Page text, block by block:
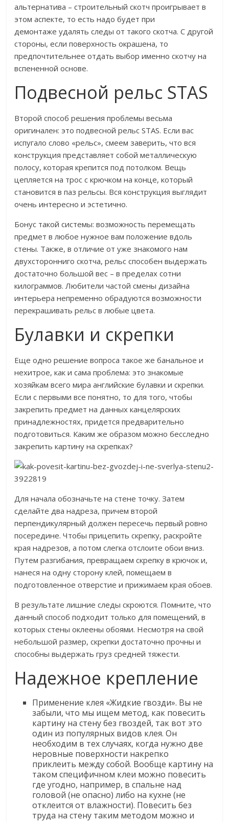
альтернатива – строительный скотч проигрывает в
этом аспекте, то есть надо будет при
демонтаже удалять следы от такого скотча. С другой
стороны, если поверхность окрашена, то
предпочтительнее отдать выбор именно скотчу на
вспененной основе.
Подвесной рельс STAS
Второй способ решения проблемы весьма
оригинален: это подвесной рельс STAS. Если вас
испугало слово «рельс», смеем заверить, что вся
конструкция представляет собой металлическую
полосу, которая крепится под потолком. Вещь
цепляется на трос с крючком на конце, который
становится в паз рельсы. Вся конструкция выглядит
очень интересно и эстетично.
Бонус такой системы: возможность перемещать
предмет в любое нужное вам положение вдоль
стены. Также, в отличие от уже знакомого нам
двухсторонниго скотча, рельс способен выдержать
достаточно большой вес – в пределах сотни
килограммов. Любители частой смены дизайна
интерьера непременно обрадуются возможности
перекрашивать рельс в любые цвета.
Булавки и скрепки
Еще одно решение вопроса такое же банальное и
нехитрое, как и сама проблема: это знакомые
хозяйкам всего мира английские булавки и скрепки.
Если с первыми все понятно, то для того, чтобы
закрепить предмет на данных канцелярских
принадлежностях, придется предварительно
подготовиться. Каким же образом можно бесследно
закрепить картину на скрепках?
Для начала обозначьте на стене точку. Затем
сделайте два надреза, причем второй
перпендикулярный должен пересечь первый ровно
посередине. Чтобы прицепить скрепку, раскройте
края надрезов, а потом слегка отслоите обои вниз.
Путем разгибания, превращаем скрепку в крючок и,
нанеся на одну сторону клей, помещаем в
подготовленное отверстие и прижимаем края обоев.
В результате лишние следы скроются. Помните, что
данный способ подходит только для помещений, в
которых стены оклеены обоями. Несмотря на свой
небольшой размер, скрепки достаточно прочны и
способны выдержать груз средней тяжести.
Надежное крепление
Применение клея «Жидкие гвозди». Вы не
забыли, что мы ищем метод, как повесить
картину на стену без гвоздей, так вот это
один из популярных видов клея. Он
необходим в тех случаях, когда нужно две
неровные поверхности накрепко
приклеить между собой. Вообще картину на
таком специфичном клеи можно повесить
где угодно, например, в спальне над
головой (не опасно) либо на кухне (не
отклеится от влажности). Повесить без
труда на стену таким методом можно и